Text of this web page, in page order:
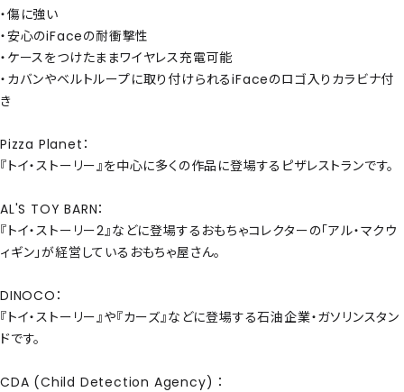
・傷に強い
・安心のiFaceの耐衝撃性
・ケースをつけたままワイヤレス充電可能
・カバンやベルトループに取り付けられるiFaceのロゴ入りカラビナ付
き
Pizza Planet：
『トイ・ストーリー』を中心に多くの作品に登場するピザレストランです。
AL'S TOY BARN：
『トイ・ストーリー2』などに登場するおもちゃコレクターの「アル・マクウ
ィギン」が経営しているおもちゃ屋さん。
DINOCO：
『トイ・ストーリー』や『カーズ』などに登場する石油企業・ガソリンスタン
ドです。
CDA (Child Detection Agency) ：